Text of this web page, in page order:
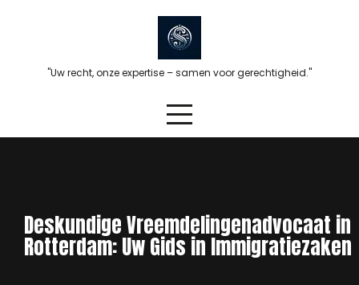
"Uw recht, onze expertise – samen voor gerechtigheid."
Deskundige Vreemdelingenadvocaat in
Rotterdam: Uw Gids in Immigratiezaken